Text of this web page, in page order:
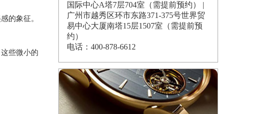
的象征。
些微小的
国际中心A塔7层704室（需提前预约） |
广州市越秀区环市东路371-375号世界贸
易中心大厦南塔15层1507室（需提前预
约）
电话：400-878-6612